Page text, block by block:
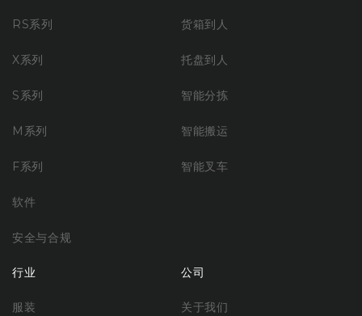
RS系列
X系列
S系列
M系列
F系列
软件
安全与合规
货箱到人
托盘到人
智能分拣
智能搬运
智能叉车
行业
服装
公司
关于我们